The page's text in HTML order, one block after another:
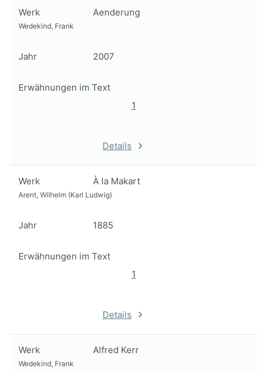
Werk Aenderung
Wedekind, Frank
Jahr 2007
Erwähnungen im Text
1
Details
Werk À la Makart
Arent, Wilhelm (Karl Ludwig)
Jahr 1885
Erwähnungen im Text
1
Details
Werk Alfred Kerr
Wedekind, Frank